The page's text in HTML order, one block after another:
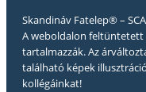
Skandináv Fatelep® –
A weboldalon feltüntetett
tartalmazzák. Az
található képek
kollégáinkat!